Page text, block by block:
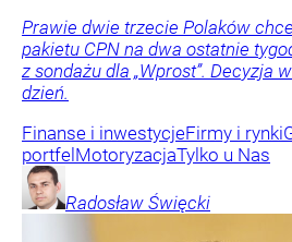
Prawie dwie trzecie Polaków
pakietu CPN na dwa ostatnie
z sondażu dla „Wprost”. Decyzja
dzień.
Finanse i inwestycjeFirmy i rynki
portfel MotoryzacjaTylko u Nas
Radosław Święcki